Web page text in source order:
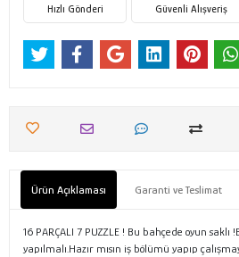
Hızlı Gönderi Güvenli Alışveriş
Ürün Açıklaması Garanti ve Teslimat
16 PARÇALI 7 PUZZLE ! Bu bahçede oyun
yapılmalı.Hazır mısın iş bölümü yapıp